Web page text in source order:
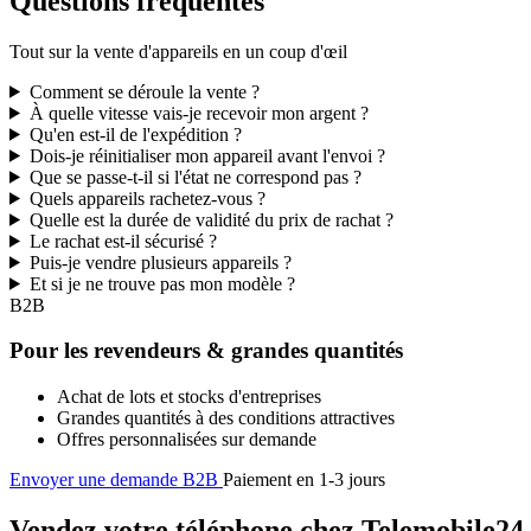
Tout sur la vente d'appareils en un coup d'œil
Comment se déroule la vente ?
À quelle vitesse vais-je recevoir mon argent ?
Qu'en est-il de l'expédition ?
Dois-je réinitialiser mon appareil avant l'envoi ?
Que se passe-t-il si l'état ne correspond pas ?
Quels appareils rachetez-vous ?
Quelle est la durée de validité du prix de rachat ?
Le rachat est-il sécurisé ?
Puis-je vendre plusieurs appareils ?
Et si je ne trouve pas mon modèle ?
B2B
Pour les revendeurs & grandes quantités
Achat de lots et stocks d'entreprises
Grandes quantités à des conditions attractives
Offres personnalisées sur demande
Envoyer une demande B2B Paiement en 1-3 jours